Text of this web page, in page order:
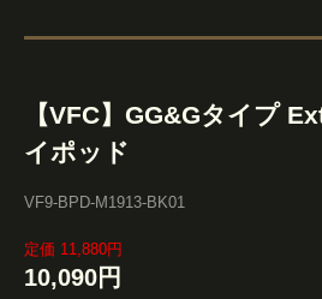
【VFC】GG&Gタイプ
イポッド
VF9-BPD-M1913-BK01
定価 11,880円
10,090円